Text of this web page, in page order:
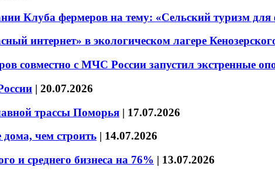
Клуба фермеров на тему: «Сельский туризм для
интернет» в экологическом лагере
совместно с МЧС России запустил экстренные
| 20.07.2026
трассы Поморья | 17.07.2026
чем строить | 14.07.2026
и среднего бизнеса на 76% | 13.07.2026